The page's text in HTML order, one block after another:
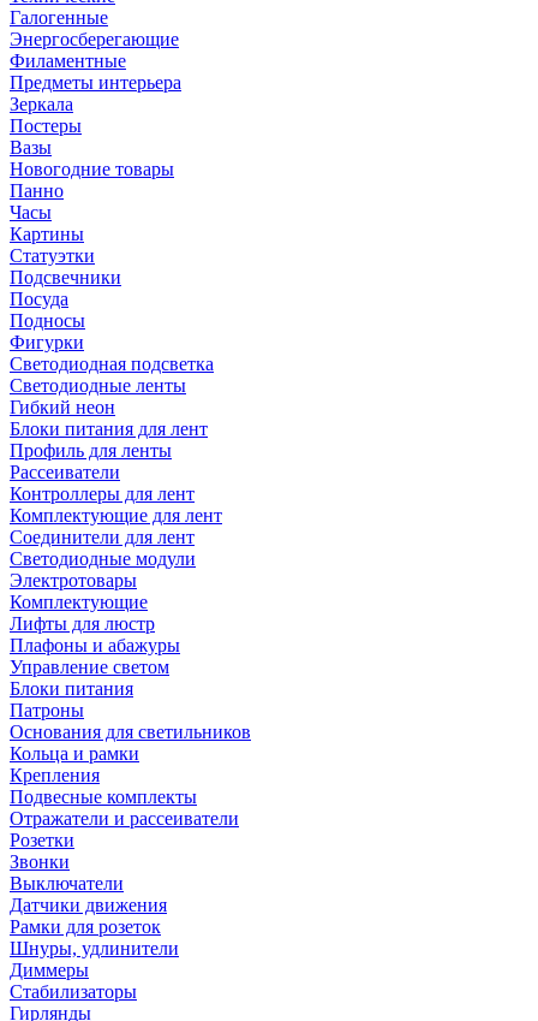
Галогенные
Энергосберегающие
Филаментные
Предметы интерьера
Зеркала
Постеры
Вазы
Новогодние товары
Панно
Часы
Картины
Статуэтки
Подсвечники
Посуда
Подносы
Фигурки
Светодиодная подсветка
Светодиодные ленты
Гибкий неон
Блоки питания для лент
Профиль для ленты
Рассеиватели
Контроллеры для лент
Комплектующие для лент
Соединители для лент
Светодиодные модули
Электротовары
Комплектующие
Лифты для люстр
Плафоны и абажуры
Управление светом
Блоки питания
Патроны
Основания для светильников
Кольца и рамки
Крепления
Подвесные комплекты
Отражатели и рассеиватели
Розетки
Звонки
Выключатели
Датчики движения
Рамки для розеток
Шнуры, удлинители
Диммеры
Стабилизаторы
Гирлянды